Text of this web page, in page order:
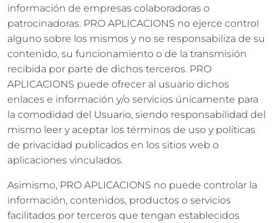
información de empresas colaboradoras o
patrocinadoras. PRO APLICACIONS no ejerce control
alguno sobre los mismos y no se responsabiliza de su
contenido, su funcionamiento o de la transmisión
recibida por parte de dichos terceros. PRO
APLICACIONS puede ofrecer al usuario dichos
enlaces e información y/o servicios únicamente para
la comodidad del Usuario, siendo responsabilidad del
mismo leer y aceptar los términos de uso y políticas
de privacidad publicados en los sitios web o
aplicaciones vinculados.
Asimismo, PRO APLICACIONS no puede controlar la
información, contenidos, productos o servicios
facilitados por terceros que tengan establecidos